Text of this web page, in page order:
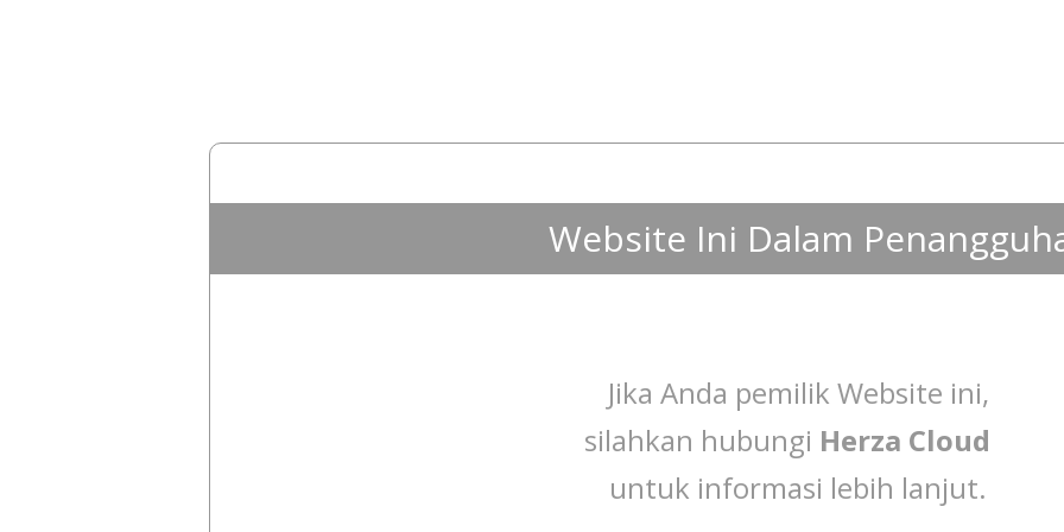
Website Ini Dalam
Jika Anda pemilik Website ini,
silahkan hubungi Herza Cloud
untuk informasi lebih lanjut.